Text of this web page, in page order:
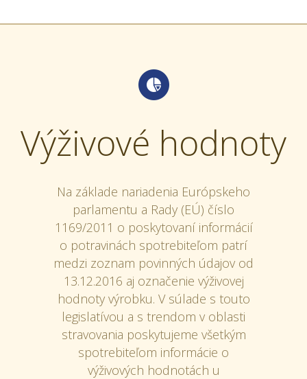
Výživové hodnoty
Na základe nariadenia Európskeho
parlamentu a Rady (EÚ) číslo
1169/2011 o poskytovaní informácií
o potravinách spotrebiteľom patrí
medzi zoznam povinných údajov od
13.12.2016 aj označenie výživovej
hodnoty výrobku. V súlade s touto
legislatívou a s trendom v oblasti
stravovania poskytujeme všetkým
spotrebiteľom informácie o
výživových hodnotách u